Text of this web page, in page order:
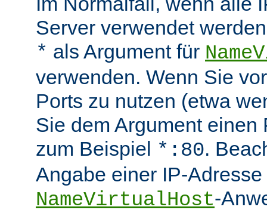
Server verwendet
* als Argument für
verwenden. Wenn Sie
Ports zu nutzen (etwa
Sie dem Argument einen
zum Beispiel *:80.
Angabe einer IP-
NameVirtualHost-